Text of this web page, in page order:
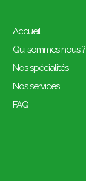
Accueil
Qui sommes nous ?
Nos spécialités
Nos services
FAQ